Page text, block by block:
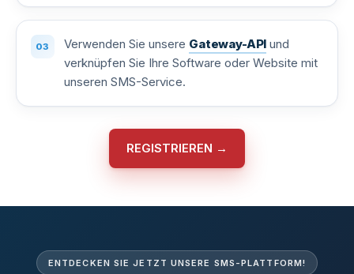
Verwenden Sie unsere Gateway-API und
verknüpfen Sie Ihre Software oder Website mit
unseren SMS-Service.
REGISTRIEREN →
ENTDECKEN SIE JETZT UNSERE SMS-PLATTFORM!